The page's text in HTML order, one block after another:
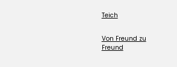
Teich
Von Freund zu
Freund